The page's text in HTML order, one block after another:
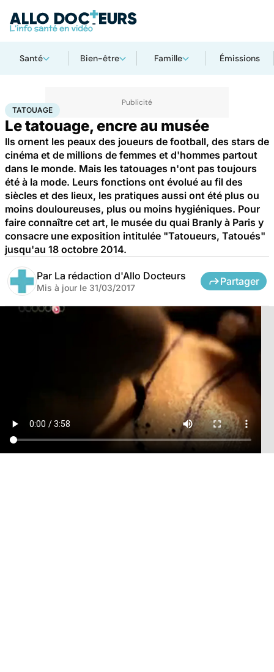
Santé Bien-être Famille Émissions
AccueilSanté Tatouage
TATOUAGE
Le tatouage, encre au musée
Ils ornent les peaux des joueurs de football, des stars de
cinéma et de millions de femmes et d'hommes partout
dans le monde. Mais les tatouages n'ont pas toujours
été à la mode. Leurs fonctions ont évolué au fil des
siècles et des lieux, les pratiques aussi ont été plus ou
moins douloureuses, plus ou moins hygiéniques. Pour
faire connaître cet art, le musée du quai Branly à Paris y
consacre une exposition intitulée "Tatoueurs, Tatoués"
jusqu'au 18 octobre 2014.
Par La rédaction d'Allo Docteurs
Mis à jour le 31/03/2017
Partager